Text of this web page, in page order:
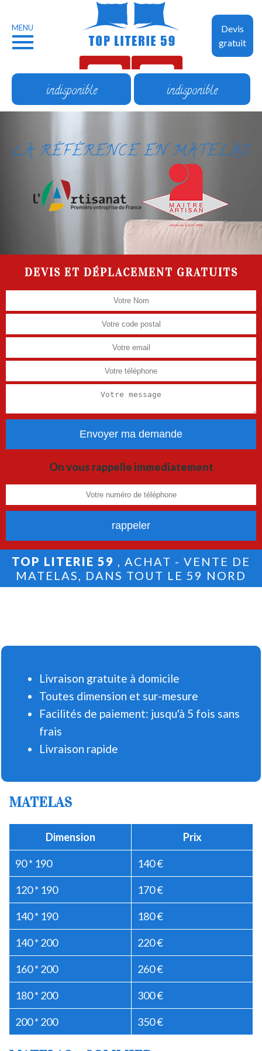
Devis
gratuit
MENU
indisponible indisponible
LA RÉFÉRENCE EN MATELAS
DEVIS ET DÉPLACEMENT GRATUITS
On vous rappelle immediatement
TOP LITERIE 59 , ACHAT - VENTE DE
MATELAS, DANS TOUT LE 59 NORD
Livraison gratuite à domicile
Toutes dimension et sur-mesure
Facilités de paiement: jusqu'à 5 fois sans
frais
Livraison rapide
MATELAS
Dimension Prix
90 * 190 140 €
120 * 190 170 €
140 * 190 180 €
140 * 200 220 €
160 * 200 260 €
180 * 200 300 €
200 * 200 350 €